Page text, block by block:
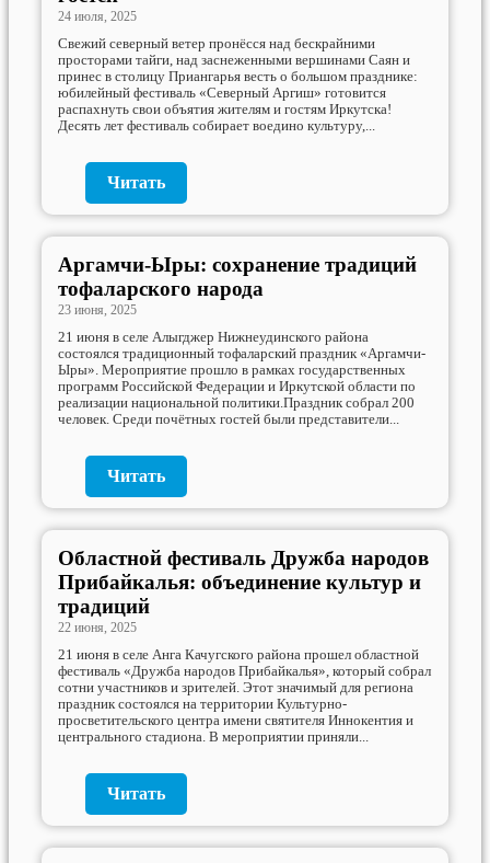
24 июля, 2025
Свежий северный ветер пронёсся над бескрайними
просторами тайги, над заснеженными вершинами Саян и
принес в столицу Приангарья весть о большом празднике:
юбилейный фестиваль «Северный Аргиш» готовится
распахнуть свои объятия жителям и гостям Иркутска!
Десять лет фестиваль собирает воедино культуру,...
Читать
Аргамчи-Ыры: сохранение традиций
тофаларского народа
23 июня, 2025
21 июня в селе Алыгджер Нижнеудинского района
состоялся традиционный тофаларский праздник «Аргамчи-
Ыры». Мероприятие прошло в рамках государственных
программ Российской Федерации и Иркутской области по
реализации национальной политики.Праздник собрал 200
человек. Среди почётных гостей были представители...
Читать
Областной фестиваль Дружба народов
Прибайкалья: объединение культур и
традиций
22 июня, 2025
21 июня в селе Анга Качугского района прошел областной
фестиваль «Дружба народов Прибайкалья», который собрал
сотни участников и зрителей. Этот значимый для региона
праздник состоялся на территории Культурно-
просветительского центра имени святителя Иннокентия и
центрального стадиона. В мероприятии приняли...
Читать